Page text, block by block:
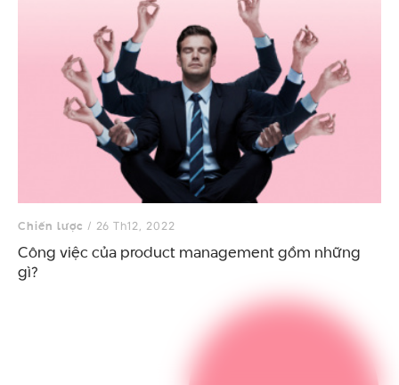
Chiến lược / 26 Th12, 2022
Công việc của product management gồm những
gì?